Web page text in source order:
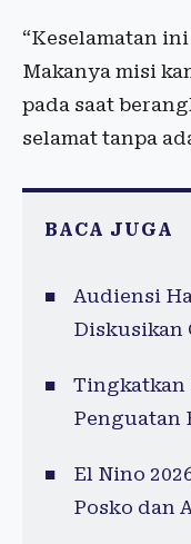
“Keselamatan
Makanya misi
pada saat
selamat tanpa
BACA JUGA
Audiensi
Diskusikan
Tingkatkan
Penguatan
El Nino
Posko dan